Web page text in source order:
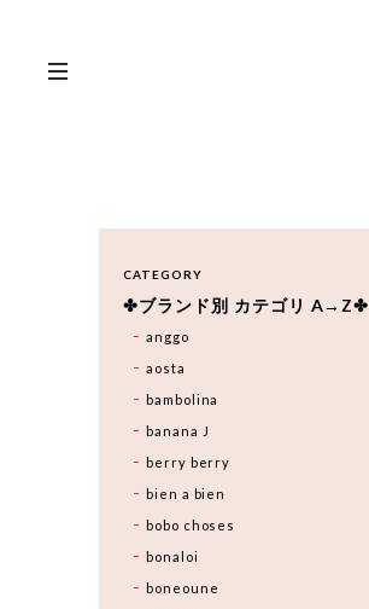
CATEGORY
✤ブランド別 カテゴリ A→Z✤
anggo
aosta
bambolina
banana J
berry berry
bien a bien
bobo choses
bonaloi
boneoune